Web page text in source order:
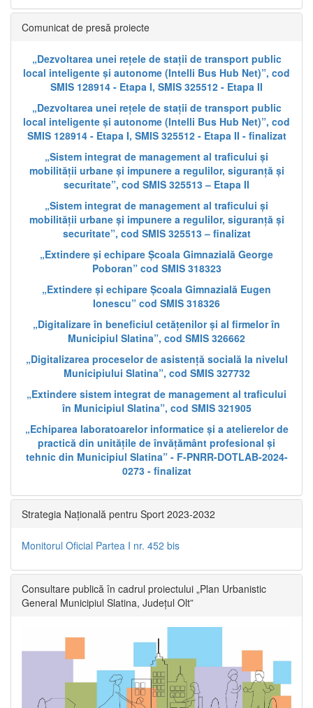
Comunicat de presă proiecte
„Dezvoltarea unei rețele de stații de transport public
local inteligente și autonome (Intelli Bus Hub Net)”, cod
SMIS 128914 - Etapa I, SMIS 325512 - Etapa II
„Dezvoltarea unei rețele de stații de transport public
local inteligente și autonome (Intelli Bus Hub Net)”, cod
SMIS 128914 - Etapa I, SMIS 325512 - Etapa II - finalizat
„Sistem integrat de management al traficului și
mobilității urbane și impunere a regulilor, siguranță și
securitate”, cod SMIS 325513 – Etapa II
„Sistem integrat de management al traficului și
mobilității urbane și impunere a regulilor, siguranță și
securitate”, cod SMIS 325513 – finalizat
„Extindere și echipare Școala Gimnazială George
Poboran” cod SMIS 318323
„Extindere și echipare Școala Gimnazială Eugen
Ionescu” cod SMIS 318326
„Digitalizare în beneficiul cetățenilor și al firmelor în
Municipiul Slatina”, cod SMIS 326662
„Digitalizarea proceselor de asistență socială la nivelul
Municipiului Slatina”, cod SMIS 327732
„Extindere sistem integrat de management al traficului
în Municipiul Slatina”, cod SMIS 321905
„Echiparea laboratoarelor informatice și a atelierelor de
practică din unitățile de învățământ profesional și
tehnic din Municipiul Slatina” - F-PNRR-DOTLAB-2024-
0273 - finalizat
Strategia Națională pentru Sport 2023-2032
Monitorul Oficial Partea I nr. 452 bis
Consultare publică în cadrul proiectului „Plan Urbanistic
General Municipiul Slatina, Județul Olt”